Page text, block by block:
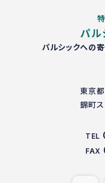
パル
パルシックへの
東京
錦町
TEL
FAX